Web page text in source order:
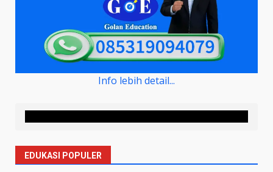
Info lebih detail...
EDUKASI POPULER